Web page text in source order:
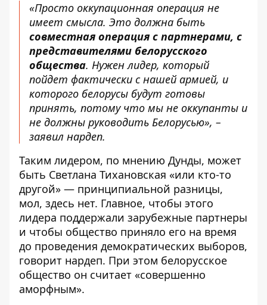
«Просто оккупационная операция не
имеет смысла. Это должна быть
совместная операция с партнерами, с
представителями белорусского
общества. Нужен лидер, который
пойдет фактически с нашей армией, и
которого белорусы будут готовы
принять, потому что мы не оккупанты и
не должны руководить Белорусью», –
заявил нардеп.
Таким лидером, по мнению Дунды, может
быть Светлана Тихановская «или кто-то
другой» — принципиальной разницы,
мол, здесь нет. Главное, чтобы этого
лидера поддержали зарубежные партнеры
и чтобы общество приняло его на время
до проведения демократических выборов,
говорит нардеп. При этом белорусское
общество он считает «совершенно
аморфным».